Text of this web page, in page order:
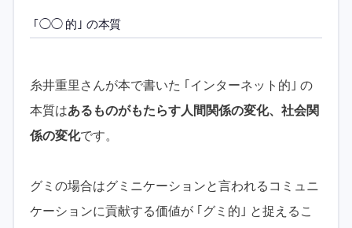
｢◯◯ 的｣ の本質
糸井重里さんが本で書いた ｢インターネット的｣ の
本質はあるものがもたらす人間関係の変化、社会関
係の変化です。
グミの場合はグミニケーションと言われるコミュニ
ケーションに貢献する価値が ｢グミ的｣ と捉えるこ